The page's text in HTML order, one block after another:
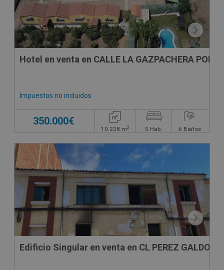
Hotel en venta en CALLE LA GAZPACHERA
Impuestos no incluidos
350.000€
10.228 m2 5 Hab. 6 Baños
CONDICIONES ESPECIALES
Edificio Singular en venta en CL PEREZ GALDOS